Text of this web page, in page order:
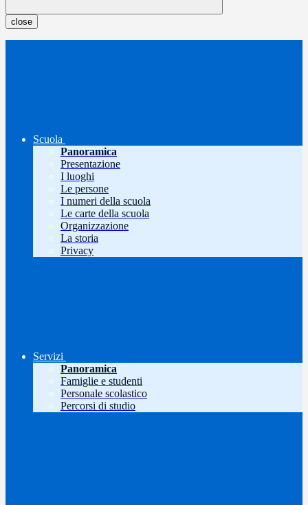
close
Scuola
Panoramica
Presentazione
I luoghi
Le persone
I numeri della scuola
Le carte della scuola
Organizzazione
La storia
Privacy
Servizi
Panoramica
Famiglie e studenti
Personale scolastico
Percorsi di studio